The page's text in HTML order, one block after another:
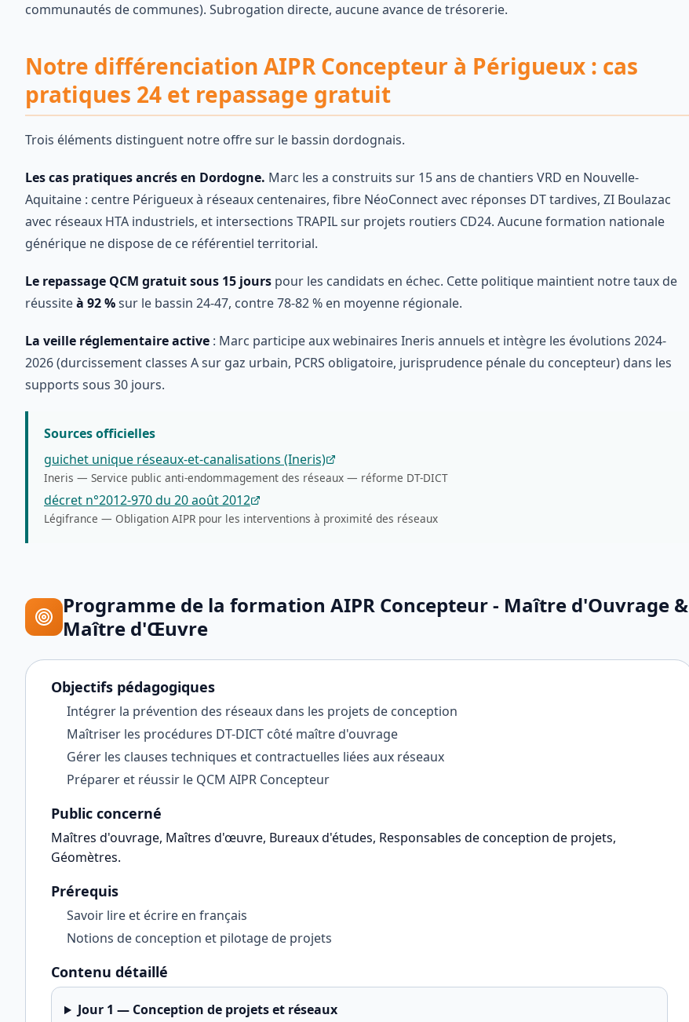
communautés de communes). Subrogation directe, aucune avance de trésorerie.
Notre différenciation AIPR Concepteur à Périgueux : cas
pratiques 24 et repassage gratuit
Trois éléments distinguent notre offre sur le bassin dordognais.
Les cas pratiques ancrés en Dordogne. Marc les a construits sur 15 ans de chantiers VRD en Nouvelle-
Aquitaine : centre Périgueux à réseaux centenaires, fibre NéoConnect avec réponses DT tardives, ZI Boulazac
avec réseaux HTA industriels, et intersections TRAPIL sur projets routiers CD24. Aucune formation nationale
générique ne dispose de ce référentiel territorial.
Le repassage QCM gratuit sous 15 jours pour les candidats en échec. Cette politique maintient notre taux de
réussiteà 92 %sur le bassin 24-47, contre 78-82 % en moyenne régionale.
La veille réglementaire active : Marc participe aux webinaires Ineris annuels et intègre les évolutions 2024-
2026 (durcissement classes A sur gaz urbain, PCRS obligatoire, jurisprudence pénale du concepteur) dans les
supports sous 30 jours.
Sources officielles
guichet unique réseaux-et-canalisations (Ineris)
Ineris — Service public anti-endommagement des réseaux — réforme DT-DICT
décret n°2012-970 du 20 août 2012
Légifrance — Obligation AIPR pour les interventions à proximité des réseaux
Programme de la formation AIPR Concepteur - Maître d'Ouvrage &
Maître d'Œuvre
Objectifs pédagogiques
Intégrer la prévention des réseaux dans les projets de conception
Maîtriser les procédures DT-DICT côté maître d'ouvrage
Gérer les clauses techniques et contractuelles liées aux réseaux
Préparer et réussir le QCM AIPR Concepteur
Public concerné
Maîtres d'ouvrage, Maîtres d'œuvre, Bureaux d'études, Responsables de conception de projets,
Géomètres.
Prérequis
Savoir lire et écrire en français
Notions de conception et pilotage de projets
Contenu détaillé
Jour 1 — Conception de projets et réseaux